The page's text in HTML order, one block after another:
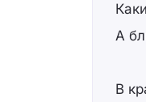
А
В